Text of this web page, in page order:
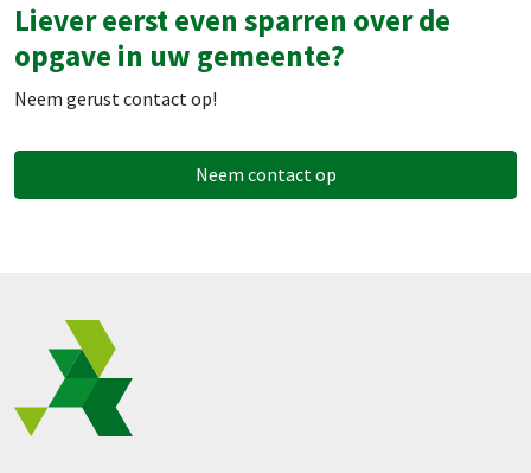
Liever eerst even sparren over de
opgave in uw gemeente?
Neem gerust contact op!
Neem contact op